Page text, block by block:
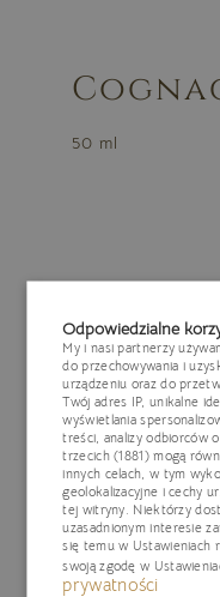
50 ml
Odpowiedzialne
My i nasi partnerzy
do przechowywania i
urządzeniu oraz do
Twój adres IP, unikalne
wyświetlania
treści, analizy odbiorców
trzecich (1881)mogą
innych celach, w tym
geolokalizacyjne i cechy
tej witryny. Niektórzy
uzasadnionym interesie
się temu w Ustawieniach
swoją zgodę w
prywatności